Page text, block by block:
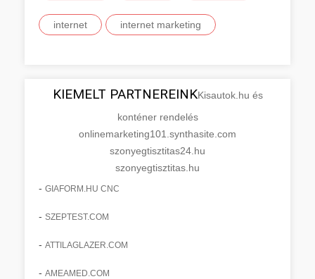
internet internet marketing
KIEMELT PARTNEREINKKisautok.hu és
konténer rendelés
onlinemarketing101.synthasite.com
szonyegtisztitas24.hu
szonyegtisztitas.hu
- GIAFORM.HU CNC
- SZEPTEST.COM
- ATTILAGLAZER.COM
- AMEAMED.COM